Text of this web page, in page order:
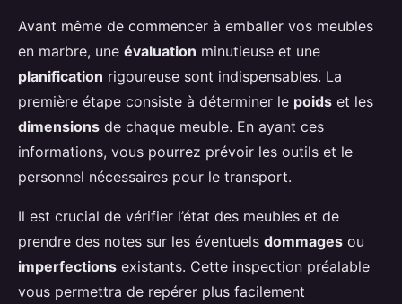
Avant même de commencer à emballer vos meubles
en marbre, une évaluation minutieuse et une
planification rigoureuse sont indispensables. La
première étape consiste à déterminer le poids et les
dimensions de chaque meuble. En ayant ces
informations, vous pourrez prévoir les outils et le
personnel nécessaires pour le transport.
Il est crucial de vérifier l’état des meubles et de
prendre des notes sur les éventuels dommages ou
imperfections existants. Cette inspection préalable
vous permettra de repérer plus facilement